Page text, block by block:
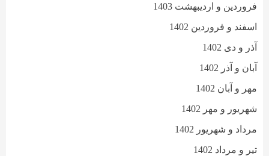
فروردین و اردیبهشت 1403
اسفند و فروردین 1402
آذر و دی 1402
آبان و آذر 1402
مهر و آبان 1402
شهریور و مهر 1402
مرداد و شهریور 1402
تیر و مرداد 1402